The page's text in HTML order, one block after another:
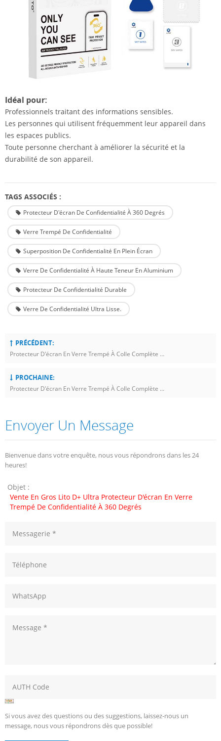
Idéal pour:
Professionnels traitant des informations sensibles.
Les personnes qui utilisent fréquemment leur appareil dans
les espaces publics.
Toute personne cherchant à améliorer la sécurité et la
durabilité de son appareil.
TAGS ASSOCIÉS :
Protecteur D'écran De Confidentialité À 360 Degrés
Verre Trempé De Confidentialité
Superposition De Confidentialité En Plein Écran
Verre De Confidentialité À Haute Teneur En Aluminium
Protecteur De Confidentialité Durable
Verre De Confidentialité Ultra Lisse.
PRÉCÉDENT:
Protecteur D'écran En Verre Trempé À Colle Complète LITO D+ Ultra Silicone Edge Clear
PROCHAINE:
Protecteur D'écran En Verre Trempé À Colle Complète Lito D+ Ultra AR
Envoyer Un Message
Bienvenue dans votre enquête, nous vous répondrons dans les 24
heures!
Objet :
Vente En Gros Lito D+ Ultra Protecteur D'écran En Verre
Trempé De Confidentialité À 360 Degrés
Si vous avez des questions ou des suggestions, laissez-nous un
message, nous vous répondrons dès que possible!